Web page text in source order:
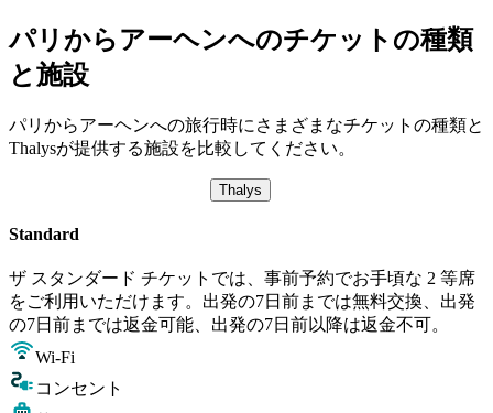
パリからアーヘンへのチケットの種類
と施設
パリからアーヘンへの旅行時にさまざまなチケットの種類と
Thalysが提供する施設を比較してください。
Thalys
Standard
ザ スタンダード チケットでは、事前予約でお手頃な 2 等席
をご利用いただけます。出発の7日前までは無料交換、出発
の7日前までは返金可能、出発の7日前以降は返金不可。
Wi-Fi
コンセント